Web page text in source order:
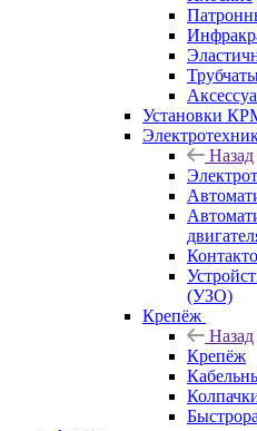
Установки
Назад
(УЗО)
Крепёж
Назад
Крепёж